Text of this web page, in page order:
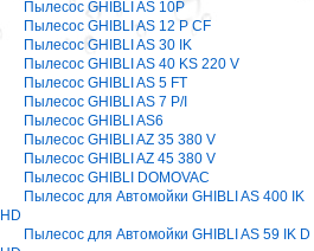
Пылесос GHIBLI AS 10P
Пылесос GHIBLI AS 12 P CF
Пылесос GHIBLI AS 30 IK
Пылесос GHIBLI AS 40 KS 220 V
Пылесос GHIBLI AS 5 FT
Пылесос GHIBLI AS 7 P/I
Пылесос GHIBLI AS6
Пылесос GHIBLI AZ 35 380 V
Пылесос GHIBLI AZ 45 380 V
Пылесос GHIBLI DOMOVAC
Пылесос для Автомойки GHIBLI AS 400 IK
HD
Пылесос для Автомойки GHIBLI AS 59 IK D